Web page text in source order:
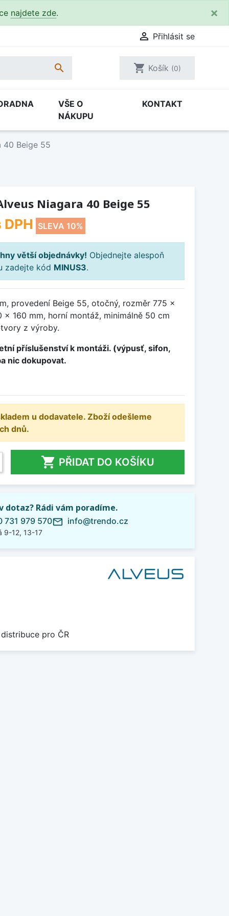
najdete zde. ×
 Přihlásit se
 shopping_cart Košík (0)
VŠE O
NÁKUPU
KONTAKT
40 Beige 55
Niagara 40 Beige 55
DPH SLEVA 10%
větší objednávky! Objednejte alespoň
zadejte kód MINUS3.
provedení Beige 55, otočný, rozměr 775 x
160 mm, horní montáž, minimálně 50 cm
z výroby.
příslušenství k montáži. (výpusť, sifon,
nic dokupovat.
u dodavatele. Zboží odešleme
dnů.
 PŘIDAT DO KOŠÍKU
dotaz? Rádi vám poradíme.
731 979 570
9-12, 13-17
mail_outline info@trendo.cz
pro ČR